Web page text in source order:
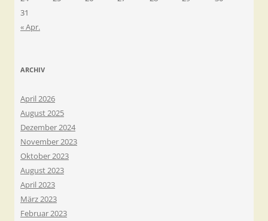
31
« Apr.
ARCHIV
April 2026
August 2025
Dezember 2024
November 2023
Oktober 2023
August 2023
April 2023
März 2023
Februar 2023